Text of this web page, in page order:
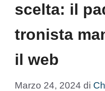
scelta: il
tronista
il web
Marzo 24, 2024 di